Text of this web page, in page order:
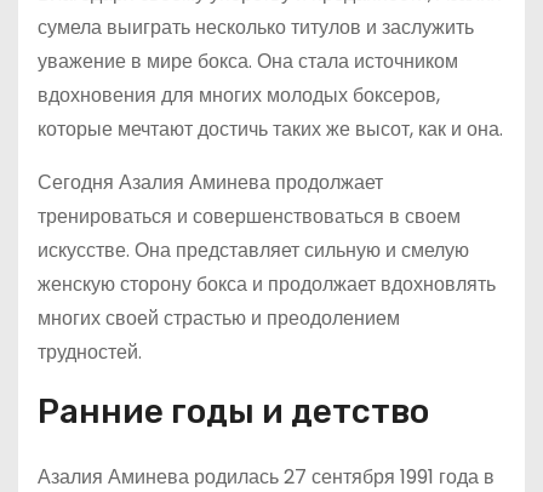
сумела выиграть несколько титулов и заслужить
уважение в мире бокса. Она стала источником
вдохновения для многих молодых боксеров,
которые мечтают достичь таких же высот, как и она.
Сегодня Азалия Аминева продолжает
тренироваться и совершенствоваться в своем
искусстве. Она представляет сильную и смелую
женскую сторону бокса и продолжает вдохновлять
многих своей страстью и преодолением
трудностей.
Ранние годы и детство
Азалия Аминева родилась 27 сентября 1991 года в